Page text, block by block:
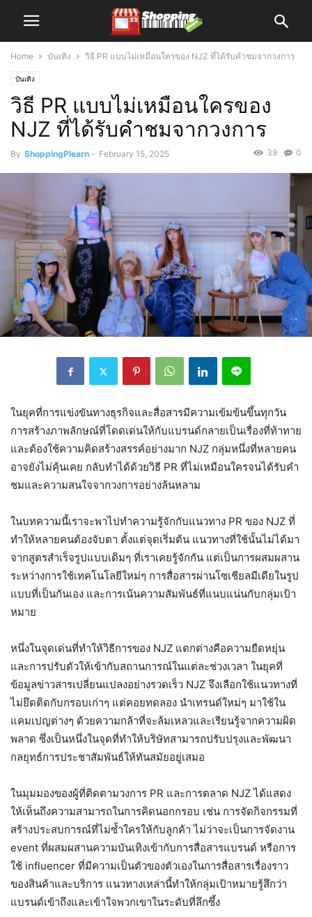
Home บันเทิง วิธี PR แบบไม่เหมือนใครของ NJZ ที่ได้รับคำชมจากวงการ
บันเทิง
วิธี PR แบบไม่เหมือนใครของ
NJZ ที่ได้รับคำชมจากวงการ
By ShoppingPlearn - February 15, 2025 0
39
ในยุคที่การแข่งขันทางธุรกิจและสื่อสารมีความเข้มข้นขึ้นทุกวัน
การสร้างภาพลักษณ์ที่โดดเด่นให้กับแบรนด์กลายเป็นเรื่องที่ท้าทาย
และต้องใช้ความคิดสร้างสรรค์อย่างมาก NJZ กลุ่มหนึ่งที่หลายคน
อาจยังไม่คุ้นเคย กลับทำได้ด้วยวิธี PR ที่ไม่เหมือนใครจนได้รับคำ
ชมและความสนใจจากวงการอย่างล้นหลาม
ในบทความนี้เราจะพาไปทำความรู้จักกับแนวทาง PR ของ NJZ ที่
ทำให้หลายคนต้องจับตา ตั้งแต่จุดเริ่มต้น แนวทางที่ใช้นั้นไม่ได้มา
จากสูตรสำเร็จรูปแบบเดิมๆ ที่เราเคยรู้จักกัน แต่เป็นการผสมผสาน
ระหว่างการใช้เทคโนโลยีใหม่ๆ การสื่อสารผ่านโซเชียลมีเดียในรูป
แบบที่เป็นกันเอง และการเน้นความสัมพันธ์ที่แนบแน่นกับกลุ่มเป้า
หมาย
หนึ่งในจุดเด่นที่ทำให้วิธีการของ NJZ แตกต่างคือความยืดหยุ่น
และการปรับตัวให้เข้ากับสถานการณ์ในแต่ละช่วงเวลา ในยุคที่
ข้อมูลข่าวสารเปลี่ยนแปลงอย่างรวดเร็ว NJZ จึงเลือกใช้แนวทางที่
ไม่ยึดติดกับกรอบเก่าๆ แต่คอยทดลอง นำเทรนด์ใหม่ๆ มาใช้ใน
แคมเปญต่างๆ ด้วยความกล้าที่จะล้มเหลวและเรียนรู้จากความผิด
พลาด ซึ่งเป็นหนึ่งในจุดที่ทำให้บริษัทสามารถปรับปรุงและพัฒนา
กลยุทธ์การประชาสัมพันธ์ให้ทันสมัยอยู่เสมอ
ในมุมมองของผู้ที่ติดตามวงการ PR และการตลาด NJZ ได้แสดง
ให้เห็นถึงความสามารถในการคิดนอกกรอบ เช่น การจัดกิจกรรมที่
สร้างประสบการณ์ที่ไม่ซ้ำใครให้กับลูกค้า ไม่ว่าจะเป็นการจัดงาน
event ที่ผสมผสานความบันเทิงเข้ากับการสื่อสารแบรนด์ หรือการ
ใช้ influencer ที่มีความเป็นตัวของตัวเองในการสื่อสารเรื่องราว
ของสินค้าและบริการ แนวทางเหล่านี้ทำให้กลุ่มเป้าหมายรู้สึกว่า
แบรนด์เข้าถึงและเข้าใจพวกเขาในระดับที่ลึกซึ้ง